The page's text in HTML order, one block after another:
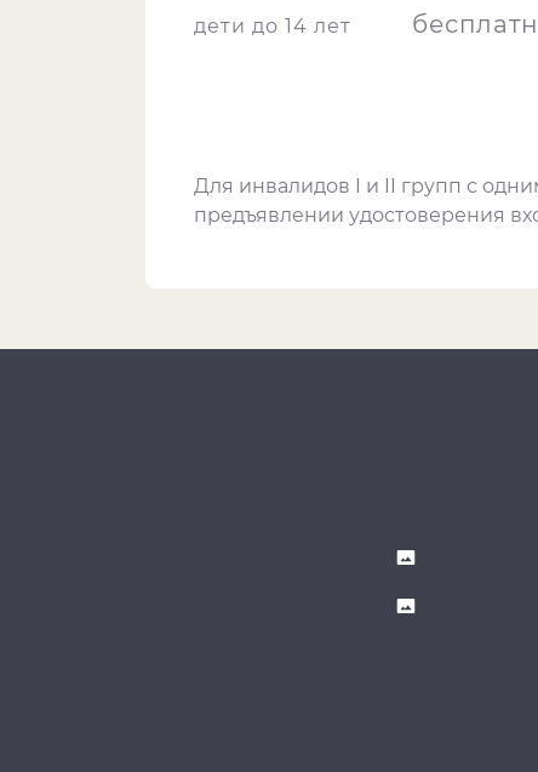
дети до 14 лет
Для инвалидов I и II групп с
предъявлении удостоверения